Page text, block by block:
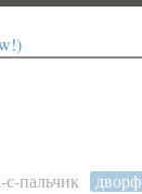
с-пальчик дворф